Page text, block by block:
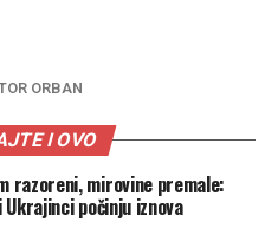
ORBAN
I OVO
razoreni, mirovine premale:
počinju iznova